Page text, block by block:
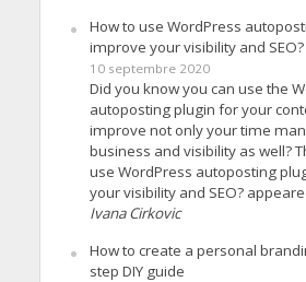
How to use WordPress
improve your visibility and SEO?
10 septembre 2020
Did you know you can use the
autoposting plugin for your
improve not only your time
business and visibility as well?
use WordPress autoposting
your visibility and SEO?
Ivana Cirkovic
How to create a personal
step DIY guide